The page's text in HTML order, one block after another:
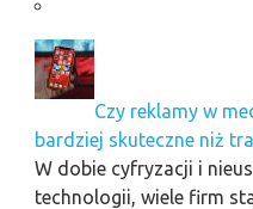
Czy reklamy w
bardziej skuteczne niż
W dobie cyfryzacji i
technologii, wiele firm